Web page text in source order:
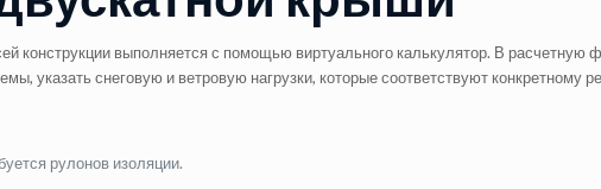
конструкции выполняется с помощью виртуального калькулятор. В расчетную
указать снеговую и ветровую нагрузки, которые соответствуют конкретному
рулонов изоляции.